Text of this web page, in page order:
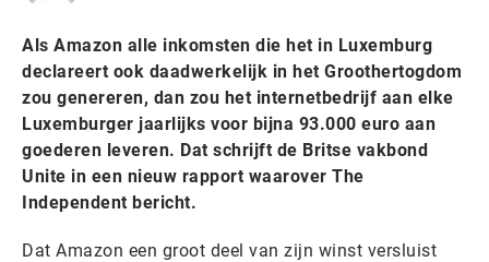
Als Amazon alle inkomsten die het in Luxemburg
declareert ook daadwerkelijk in het Groothertogdom
zou genereren, dan zou het internetbedrijf aan elke
Luxemburger jaarlijks voor bijna 93.000 euro aan
goederen leveren. Dat schrijft de Britse vakbond
Unite in een nieuw rapport waarover The
Independent bericht.
Dat Amazon een groot deel van zijn winst versluist